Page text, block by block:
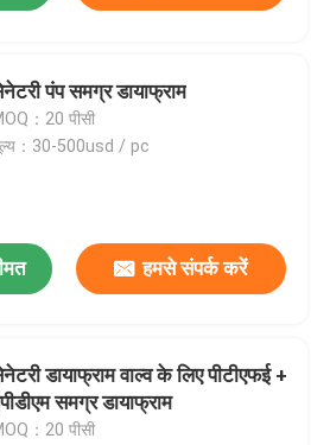
पंप समग्र डायाफ्राम
：20 पीसी
：30-500usd / pc
हमसे संपर्क करें
डायाफ्राम वाल्व के लिए पीटीएफई +
समग्र डायाफ्राम
：20 पीसी